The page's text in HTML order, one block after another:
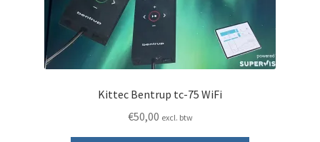
Kittec Bentrup tc-75 WiFi
€50,00 excl. btw